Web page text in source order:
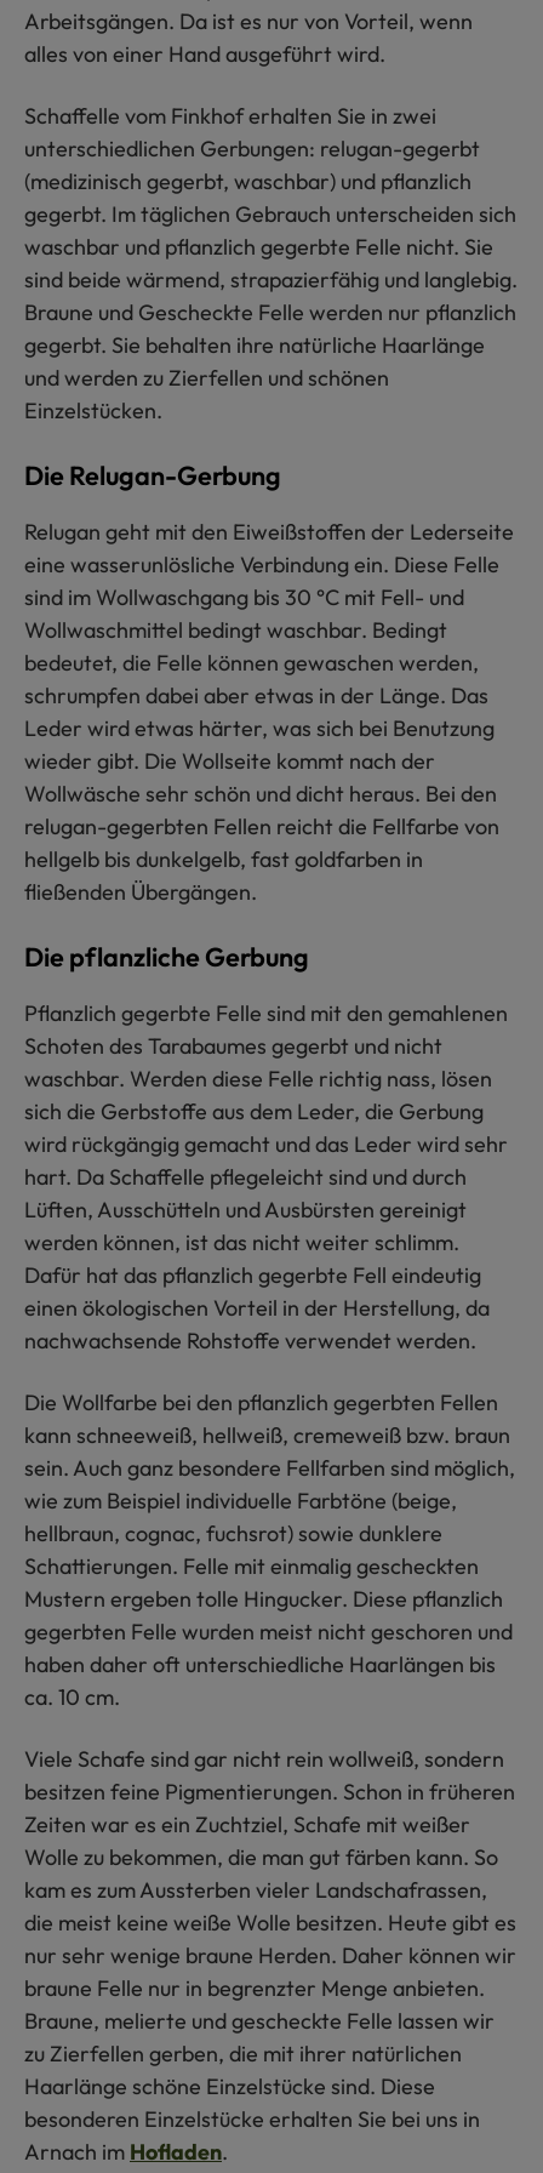
Arbeitsgängen. Da ist es nur von Vorteil, wenn
alles von einer Hand ausgeführt wird.
Schaffelle vom Finkhof erhalten Sie in zwei
unterschiedlichen Gerbungen: relugan-gegerbt
(medizinisch gegerbt, waschbar) und pflanzlich
gegerbt. Im täglichen Gebrauch unterscheiden sich
waschbar und pflanzlich gegerbte Felle nicht. Sie
sind beide wärmend, strapazierfähig und langlebig.
Braune und Gescheckte Felle werden nur pflanzlich
gegerbt. Sie behalten ihre natürliche Haarlänge
und werden zu Zierfellen und schönen
Einzelstücken.
Die Relugan-Gerbung
Relugan geht mit den Eiweißstoffen der Lederseite
eine wasserunlösliche Verbindung ein. Diese Felle
sind im Wollwaschgang bis 30 °C mit Fell- und
Wollwaschmittel bedingt waschbar. Bedingt
bedeutet, die Felle können gewaschen werden,
schrumpfen dabei aber etwas in der Länge. Das
Leder wird etwas härter, was sich bei Benutzung
wieder gibt. Die Wollseite kommt nach der
Wollwäsche sehr schön und dicht heraus. Bei den
relugan-gegerbten Fellen reicht die Fellfarbe von
hellgelb bis dunkelgelb, fast goldfarben in
fließenden Übergängen.
Die pflanzliche Gerbung
Pflanzlich gegerbte Felle sind mit den gemahlenen
Schoten des Tarabaumes gegerbt und nicht
waschbar. Werden diese Felle richtig nass, lösen
sich die Gerbstoffe aus dem Leder, die Gerbung
wird rückgängig gemacht und das Leder wird sehr
hart. Da Schaffelle pflegeleicht sind und durch
Lüften, Ausschütteln und Ausbürsten gereinigt
werden können, ist das nicht weiter schlimm.
Dafür hat das pflanzlich gegerbte Fell eindeutig
einen ökologischen Vorteil in der Herstellung, da
nachwachsende Rohstoffe verwendet werden.
Die Wollfarbe bei den pflanzlich gegerbten Fellen
kann schneeweiß, hellweiß, cremeweiß bzw. braun
sein. Auch ganz besondere Fellfarben sind möglich,
wie zum Beispiel individuelle Farbtöne (beige,
hellbraun, cognac, fuchsrot) sowie dunklere
Schattierungen. Felle mit einmalig gescheckten
Mustern ergeben tolle Hingucker. Diese pflanzlich
gegerbten Felle wurden meist nicht geschoren und
haben daher oft unterschiedliche Haarlängen bis
ca. 10 cm.
Viele Schafe sind gar nicht rein wollweiß, sondern
besitzen feine Pigmentierungen. Schon in früheren
Zeiten war es ein Zuchtziel, Schafe mit weißer
Wolle zu bekommen, die man gut färben kann. So
kam es zum Aussterben vieler Landschafrassen,
die meist keine weiße Wolle besitzen. Heute gibt es
nur sehr wenige braune Herden. Daher können wir
braune Felle nur in begrenzter Menge anbieten.
Braune, melierte und gescheckte Felle lassen wir
zu Zierfellen gerben, die mit ihrer natürlichen
Haarlänge schöne Einzelstücke sind. Diese
besonderen Einzelstücke erhalten Sie bei uns in
Arnach im Hofladen.